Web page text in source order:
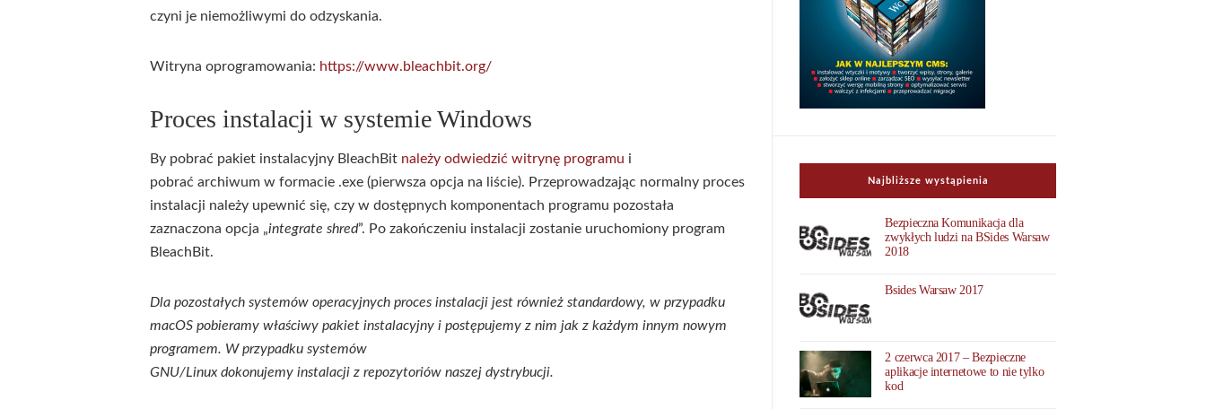
czyni je niemożliwymi do odzyskania.
Witryna oprogramowania: https://www.bleachbit.org/
Proces instalacji w systemie Windows
By pobrać pakiet instalacyjny BleachBit należy odwiedzić witrynę programu i
pobrać archiwum w formacie .exe (pierwsza opcja na liście). Przeprowadzając normalny proces
instalacji należy upewnić się, czy w dostępnych komponentach programu pozostała
zaznaczona opcja „integrate shred”. Po zakończeniu instalacji zostanie uruchomiony program
BleachBit.
Dla pozostałych systemów operacyjnych proces instalacji jest również standardowy, w przypadku
macOS pobieramy właściwy pakiet instalacyjny i postępujemy z nim jak z każdym innym nowym
programem. W przypadku systemów
GNU/Linux dokonujemy instalacji z repozytoriów naszej dystrybucji.
Najbliższe wystąpienia
Bezpieczna Komunikacja dla
zwykłych ludzi na BSides Warsaw
2018
Bsides Warsaw 2017
2 czerwca 2017 – Bezpieczne
aplikacje internetowe to nie tylko
kod